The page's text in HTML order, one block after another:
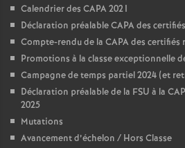
Calendrier des CAPA 2021
Déclaration préalable CAPA des
Compte-rendu de la CAPA des certifiés
Promotions à la classe exceptionnelle
Campagne de temps partiel 2024 (et
Déclaration préalable de la FSU à la
2025
Mutations
Avancement d’échelon / Hors Classe